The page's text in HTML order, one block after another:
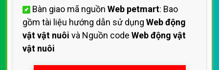
Bàn giao mã nguồn Web petmart: Bao
gồm tài liệu hướng dẫn sử dụng Web động
vật vật nuôi và Nguồn code Web động vật
vật nuôi